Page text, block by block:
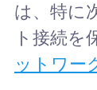
は、特に
ト接続を
ットワー